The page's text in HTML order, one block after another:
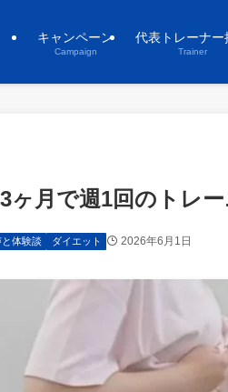
キャンペーン
Campaign
代表トレーナー
Trainer
3ヶ月で週1回のトレ
体験談 ダイエット 2026年6月1日